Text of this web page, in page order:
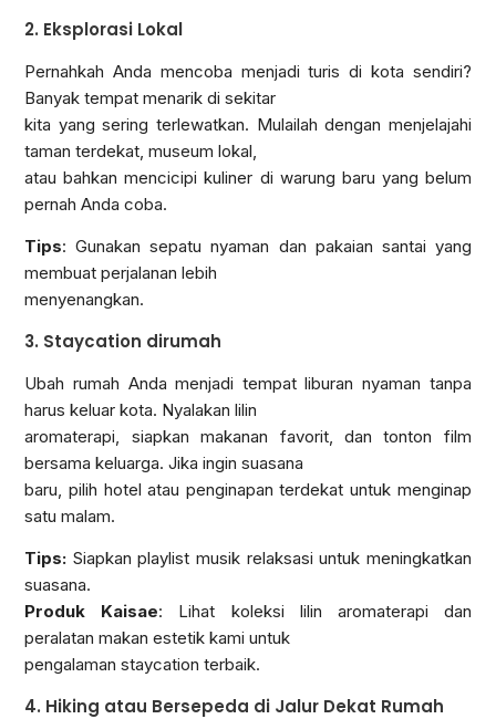
2. Eksplorasi Lokal
Pernahkah Anda mencoba menjadi turis di kota sendiri?
Banyak tempat menarik di sekitar
kita yang sering terlewatkan. Mulailah dengan menjelajahi
taman terdekat, museum lokal,
atau bahkan mencicipi kuliner di warung baru yang belum
pernah Anda coba.
Tips: Gunakan sepatu nyaman dan pakaian santai yang
membuat perjalanan lebih
menyenangkan.
3. Staycation dirumah
Ubah rumah Anda menjadi tempat liburan nyaman tanpa
harus keluar kota. Nyalakan lilin
aromaterapi, siapkan makanan favorit, dan tonton film
bersama keluarga. Jika ingin suasana
baru, pilih hotel atau penginapan terdekat untuk menginap
satu malam.
Tips: Siapkan playlist musik relaksasi untuk meningkatkan
suasana.
Produk Kaisae: Lihat koleksi lilin aromaterapi dan
peralatan makan estetik kami untuk
pengalaman staycation terbaik.
4. Hiking atau Bersepeda di Jalur Dekat Rumah